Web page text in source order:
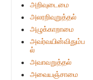
அறிவுடைமை
அலரறிவுறுத்தல்
அழுக்காறாமை
அவர்வயின்விதும்ப
ல்
அவாவறுத்தல்
அவையஞ்சாமை